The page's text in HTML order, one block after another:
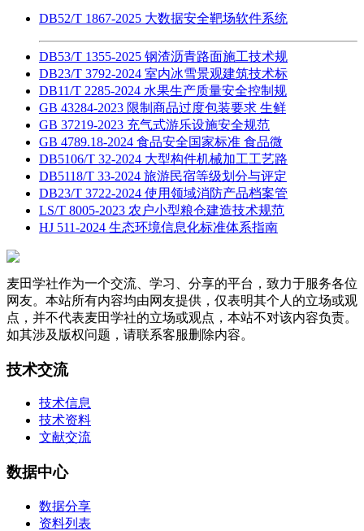
DB52/T 1867-2025 大数据安全靶场软件系统
DB53/T 1355-2025 钢渣沥青路面施工技术规
DB23/T 3792-2024 室内冰雪景观建筑技术标
DB11/T 2285-2024 水果生产质量安全控制规
GB 43284-2023 限制商品过度包装要求 生鲜
GB 37219-2023 充气式游乐设施安全规范
GB 4789.18-2024 食品安全国家标准 食品微
DB5106/T 32-2024 大型构件机械加工工艺路
DB5118/T 33-2024 旅游民宿等级划分与评定
DB23/T 3722-2024 使用领域消防产品档案管
LS/T 8005-2023 农户小型粮仓建造技术规范
HJ 511-2024 生态环境信息化标准体系指南
麦田学社作为一个交流、学习、分享的平台，致力于服务各位
网友。本站所有内容均由网友提供，仅表明其个人的立场或观
点，并不代表麦田学社的立场或观点，本站不对该内容负责。
如其涉及版权问题，请联系客服删除内容。
技术交流
技术信息
技术资料
文献交流
数据中心
数据分享
资料列表